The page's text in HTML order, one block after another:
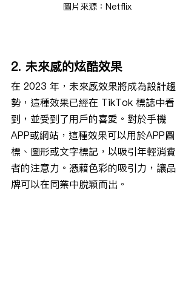
圖片來源：Netflix
2. 未來感的炫酷效果
在 2023 年，未來感效果將成為設計趨
勢，這種效果已經在 TikTok 標誌中看
到，並受到了用戶的喜愛。對於手機
APP或網站，這種效果可以用於APP圖
標、圖形或文字標記，以吸引年輕消費
者的注意力。憑藉色彩的吸引力，讓品
牌可以在同業中脫穎而出。